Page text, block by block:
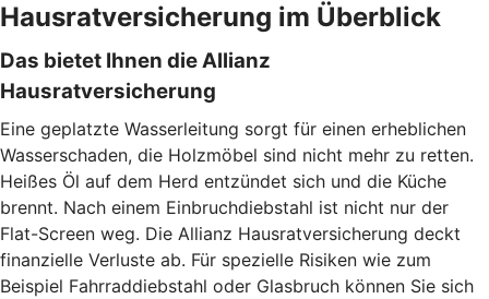
Hausratversicherung im Überblick
Das bietet Ihnen die Allianz
Hausratversicherung
Eine geplatzte Wasserleitung sorgt für einen erheblichen
Wasserschaden, die Holzmöbel sind nicht mehr zu retten.
Heißes Öl auf dem Herd entzündet sich und die Küche
brennt. Nach einem Einbruchdiebstahl ist nicht nur der
Flat-Screen weg. Die Allianz Hausratversicherung deckt
finanzielle Verluste ab. Für spezielle Risiken wie zum
Beispiel Fahrraddiebstahl oder Glasbruch können Sie sich